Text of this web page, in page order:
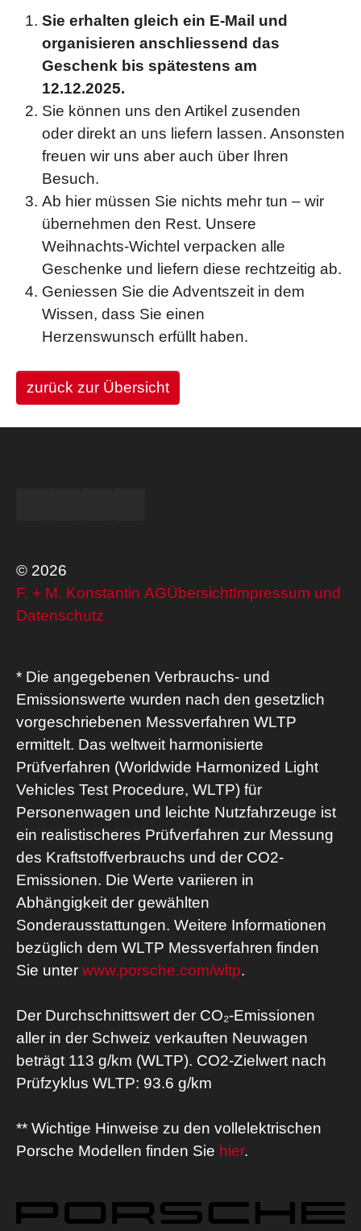
Sie erhalten gleich ein E-Mail und
organisieren anschliessend das
Geschenk bis spätestens am
12.12.2025.
Sie können uns den Artikel zusenden
oder direkt an uns liefern lassen. Ansonsten
freuen wir uns aber auch über Ihren
Besuch.
Ab hier müssen Sie nichts mehr tun – wir
übernehmen den Rest. Unsere
Weihnachts-Wichtel verpacken alle
Geschenke und liefern diese rechtzeitig ab.
Geniessen Sie die Adventszeit in dem
Wissen, dass Sie einen
Herzenswunsch erfüllt haben.
zurück zur Übersicht
© 2026
F. + M. Konstantin AGÜbersichtImpressum und
Datenschutz
* Die angegebenen Verbrauchs- und
Emissionswerte wurden nach den gesetzlich
vorgeschriebenen Messverfahren WLTP
ermittelt. Das weltweit harmonisierte
Prüfverfahren (Worldwide Harmonized Light
Vehicles Test Procedure, WLTP) für
Personenwagen und leichte Nutzfahrzeuge ist
ein realistischeres Prüfverfahren zur Messung
des Kraftstoffverbrauchs und der CO2-
Emissionen. Die Werte variieren in
Abhängigkeit der gewählten
Sonderausstattungen. Weitere Informationen
bezüglich dem WLTP Messverfahren finden
Sie unter www.porsche.com/wltp.
Der Durchschnittswert der CO₂-Emissionen
aller in der Schweiz verkauften Neuwagen
beträgt 113 g/km (WLTP). CO2-Zielwert nach
Prüfzyklus WLTP: 93.6 g/km
** Wichtige Hinweise zu den vollelektrischen
Porsche Modellen finden Sie hier.